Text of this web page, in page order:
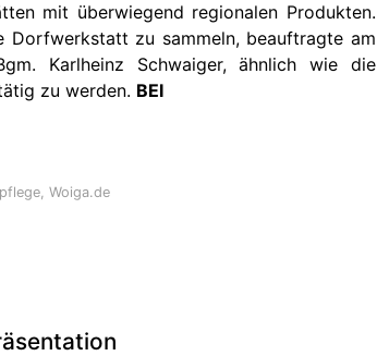
mit überwiegend regionalen Produkten.
zu sammeln, beauftragte am
Karlheinz Schwaiger, ähnlich wie die
zu werden. BEI
,Woiga.de